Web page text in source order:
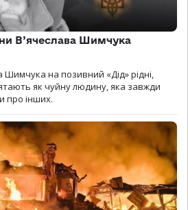
В’ячеслава Шимчука
Шимчука на позивний «Дід» рідні,
як чуйну людину, яка завжди
про інших.